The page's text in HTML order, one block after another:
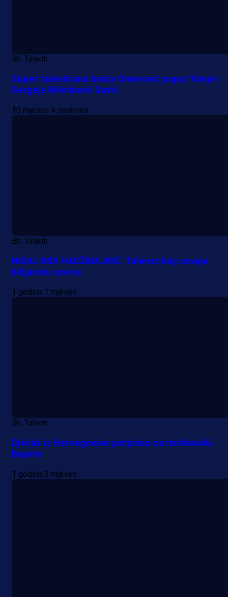
Bh. Talenti
Super talentirana braća Omerović poput Vanje i
Sergeja Milinković Savić
10 mjesec 4 sedmica
Bh. Talenti
NIDAL NIDI HADŽIBAJRIĆ: Talenat koji osvaja
bilijarsku scenu
1 godina 1 mjesec
Bh. Talenti
Dječak iz Hercegovine potpisao za minhenski
Bayern
1 godina 2 mjesec